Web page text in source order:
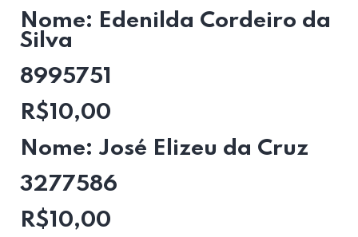
Nome: Edenilda Cordeiro da
Silva
8995751
R$10,00
Nome: José Elizeu da Cruz
3277586
R$10,00